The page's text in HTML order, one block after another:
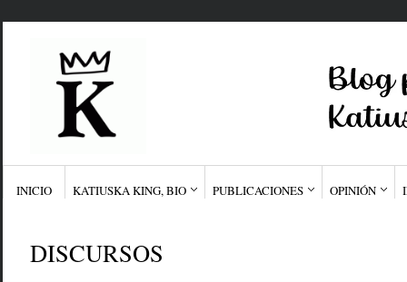
INICIO KATIUSKA KING, BIO PUBLICACIONES OPINIÓN
DISCURSOS